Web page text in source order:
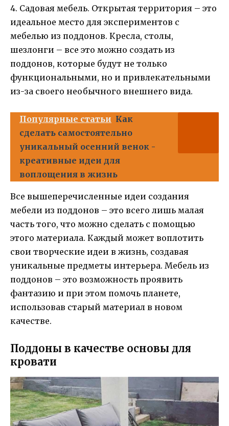
4. Садовая мебель. Открытая территория – это
идеальное место для экспериментов с
мебелью из поддонов. Кресла, столы,
шезлонги – все это можно создать из
поддонов, которые будут не только
функциональными, но и привлекательными
из-за своего необычного внешнего вида.
Популярные статьи Как
сделать самостоятельно
уникальный осенний венок -
креативные идеи для
воплощения в жизнь
Все вышеперечисленные идеи создания
мебели из поддонов – это всего лишь малая
часть того, что можно сделать с помощью
этого материала. Каждый может воплотить
свои творческие идеи в жизнь, создавая
уникальные предметы интерьера. Мебель из
поддонов – это возможность проявить
фантазию и при этом помочь планете,
использовав старый материал в новом
качестве.
Поддоны в качестве основы для
кровати